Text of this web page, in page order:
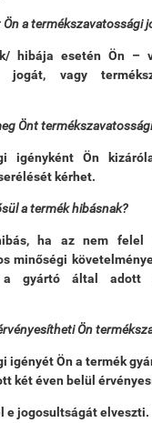
a termékszavatossági
hibája esetén Ön –
jogát, vagy
Önt
igényként Ön
kérhet.
a termék hibásnak?
ha az nem felel
minőségi
a gyártó által adott
Ön
igényét Ön a termék
két éven belül
e jogosultságát elveszti.